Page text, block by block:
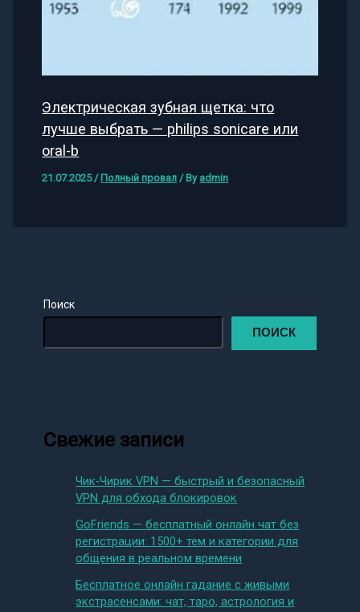
Электрическая зубная щетка: что
лучше выбрать — philips sonicare или
oral-b
21.07.2025 /Полный провал / By admin
Поиск
ПОИСК
Свежие записи
Чик-Чирик VPN — быстрый и безопасный
VPN для обхода блокировок
GoFriends — бесплатный онлайн чат без
регистрации: 1500+ тем и категории для
общения в реальном времени
Бесплатное онлайн гадание с живыми
экстрасенсами: чат, таро, астрология и